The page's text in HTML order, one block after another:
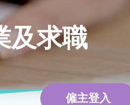
及求職
僱主登入